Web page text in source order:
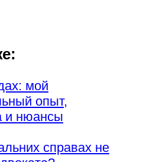
мой
опыт,
и нюансы
справах не